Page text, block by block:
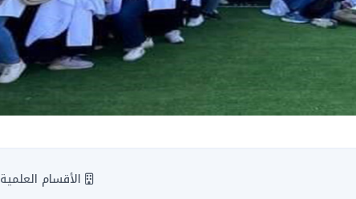
الأقسام العلمية